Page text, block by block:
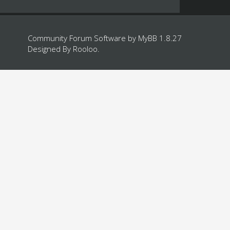
Community Forum Software by MyBB 1.8.27
Designed By Rooloo.